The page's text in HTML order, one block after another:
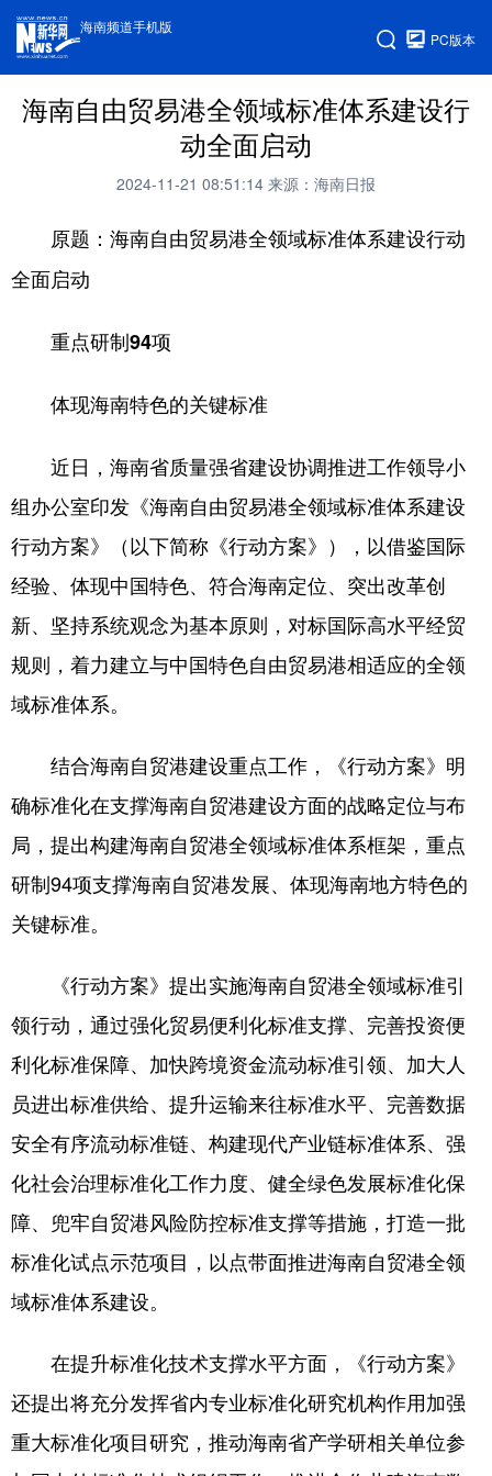
海南频道手机版
PC版本
海南自由贸易港全领域标准体系建设行
动全面启动
2024-11-21 08:51:14 来源：海南日报
原题：海南自由贸易港全领域标准体系建设行动
全面启动
重点研制94项
体现海南特色的关键标准
近日，海南省质量强省建设协调推进工作领导小
组办公室印发《海南自由贸易港全领域标准体系建设
行动方案》（以下简称《行动方案》），以借鉴国际
经验、体现中国特色、符合海南定位、突出改革创
新、坚持系统观念为基本原则，对标国际高水平经贸
规则，着力建立与中国特色自由贸易港相适应的全领
域标准体系。
结合海南自贸港建设重点工作，《行动方案》明
确标准化在支撑海南自贸港建设方面的战略定位与布
局，提出构建海南自贸港全领域标准体系框架，重点
研制94项支撑海南自贸港发展、体现海南地方特色的
关键标准。
《行动方案》提出实施海南自贸港全领域标准引
领行动，通过强化贸易便利化标准支撑、完善投资便
利化标准保障、加快跨境资金流动标准引领、加大人
员进出标准供给、提升运输来往标准水平、完善数据
安全有序流动标准链、构建现代产业链标准体系、强
化社会治理标准化工作力度、健全绿色发展标准化保
障、兜牢自贸港风险防控标准支撑等措施，打造一批
标准化试点示范项目，以点带面推进海南自贸港全领
域标准体系建设。
在提升标准化技术支撑水平方面，《行动方案》
还提出将充分发挥省内专业标准化研究机构作用加强
重大标准化项目研究，推动海南省产学研相关单位参